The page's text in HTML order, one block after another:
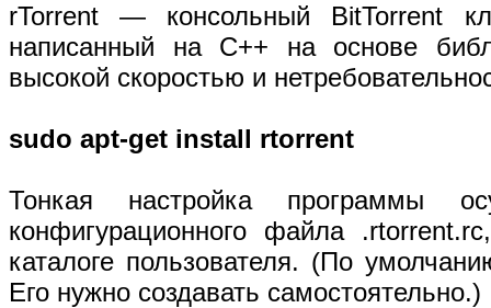
rTorrent — консольный BitTorrent
написанный на C++ на основе
высокой скоростью и
sudo apt-get install rtorrent
Тонкая настройка программы
конфигурационного файла
каталоге пользователя. (По
Его нужно создавать самостоятельно.)